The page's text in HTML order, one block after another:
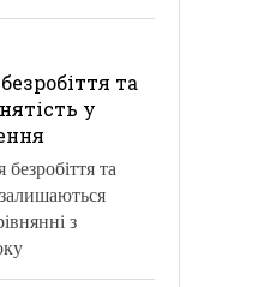
та
у
та
залишаються
з